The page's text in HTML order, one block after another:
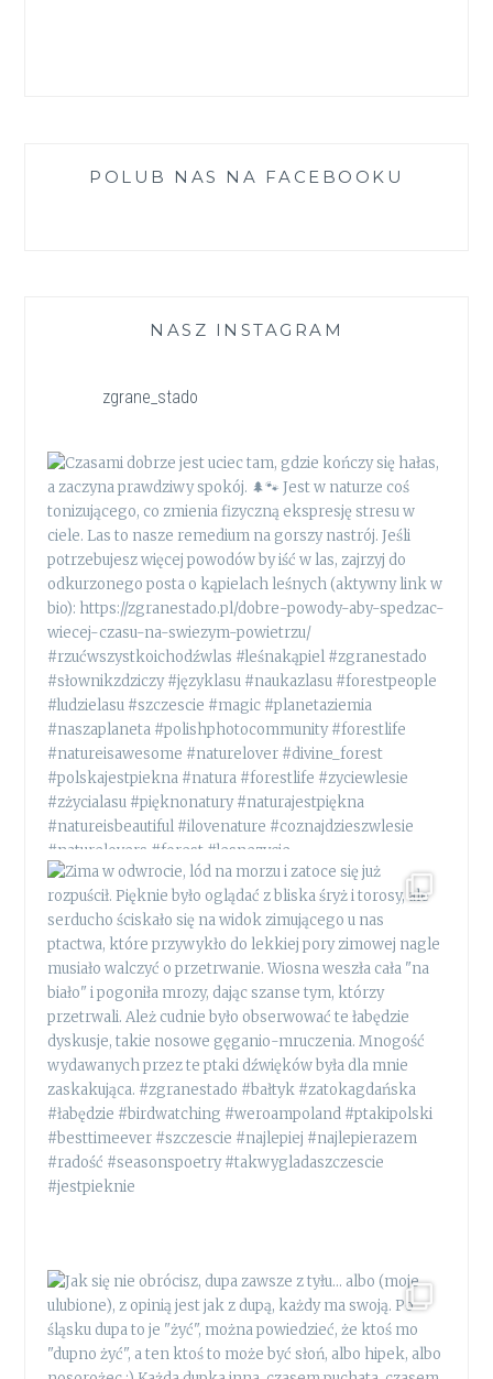
POLUB NAS NA FACEBOOKU
NASZ INSTAGRAM
zgrane_stado